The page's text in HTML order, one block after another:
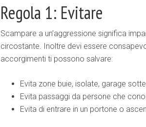
Regola 1: Evitare
Scampare a un’aggressione significa
circostante. Inoltre devi essere
accorgimenti ti possono salvare:
Evita zone buie, isolate, garage
Evita passaggi da persone che
Evita di entrare in un portone o